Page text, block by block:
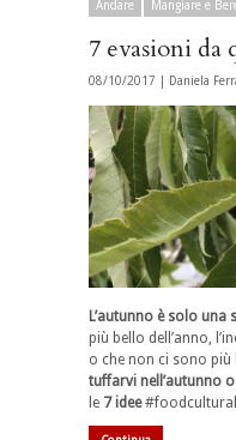
Andare Mangiare e
7 evasioni da
08/10/2017 | Daniela
L’autunno è solo una
più bello dell’anno,
o che non ci sono più
tuffarvi nell’autunno
le 7 idee